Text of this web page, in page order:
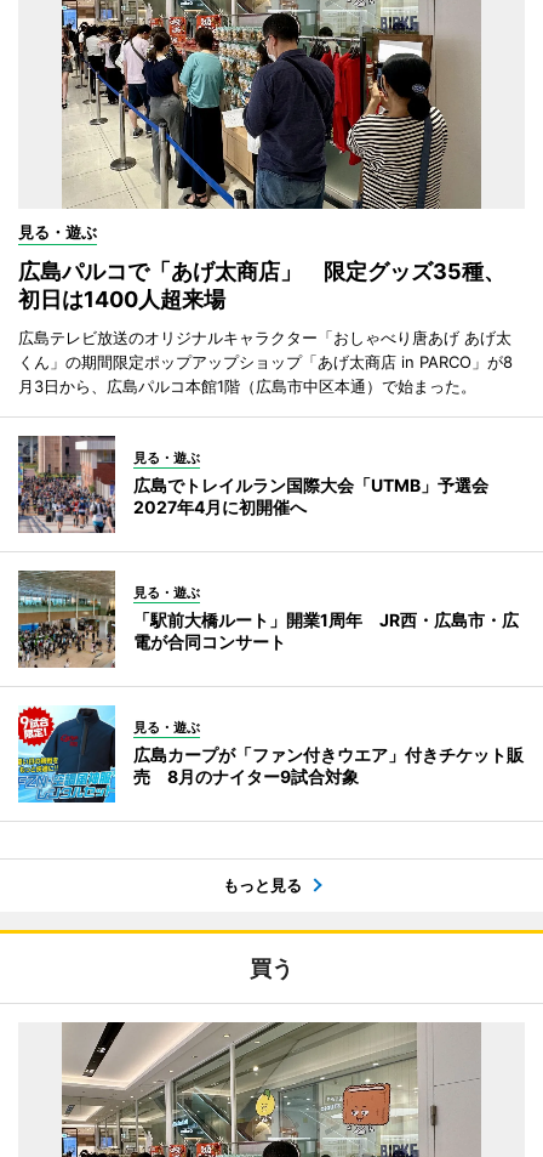
見る・遊ぶ
広島パルコで「あげ太商店」 限定グッズ35種、
初日は1400人超来場
広島テレビ放送のオリジナルキャラクター「おしゃべり唐あげ あげ太
くん」の期間限定ポップアップショップ「あげ太商店 in PARCO」が8
月3日から、広島パルコ本館1階（広島市中区本通）で始まった。
見る・遊ぶ
広島でトレイルラン国際大会「UTMB」予選会
2027年4月に初開催へ
見る・遊ぶ
「駅前大橋ルート」開業1周年 JR西・広島市・広
電が合同コンサート
見る・遊ぶ
広島カープが「ファン付きウエア」付きチケット販
売 8月のナイター9試合対象
もっと見る
買う